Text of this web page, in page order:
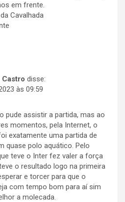
em frente.
Cavalhada
disse:
às 09:59
pude assistir a partida, mas ao
momentos, pela Internet, o
exatamente uma partida de
quase polo aquático. Pelo
teve o Inter fez valer a força
o resultado logo na primeira
e torcer para que o
com tempo bom para aí sim
a molecada.